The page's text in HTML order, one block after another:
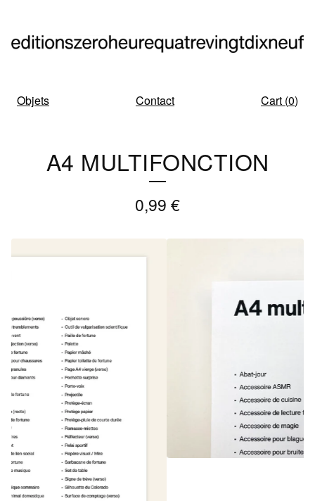
Objets Contact Cart (0)
A4 MULTIFONCTION
0,99 €